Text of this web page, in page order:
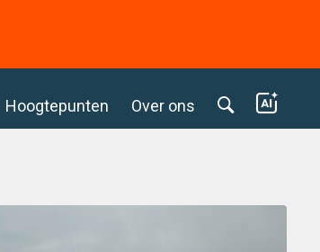
Hoogtepunten Over ons